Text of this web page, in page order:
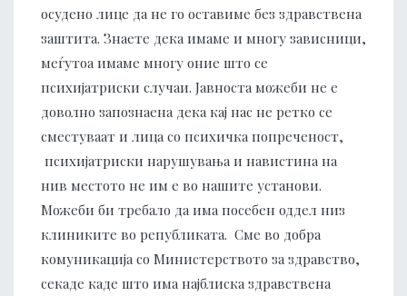
осудено лице да не го оставиме без здравствена
заштита. Знаете дека имаме и многу зависници,
меѓутоа имаме многу оние што се
психијатриски случаи. Јавноста можеби не е
доволно запознаена дека кај нас не ретко се
сместуваат и лица со психичка попреченост,
психијатриски нарушувања и навистина на
нив местото не им е во нашите установи.
Можеби би требало да има посебен оддел низ
клиниките во републиката. Сме во добра
комуникација со Министерството за здравство,
секаде каде што има најблиска здравствена